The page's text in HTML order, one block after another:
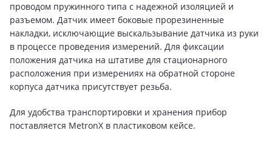
проводом пружинного типа с надежной изоляцией и
разъемом. Датчик имеет боковые прорезиненные
накладки, исключающие выскальзывание датчика из руки
в процессе проведения измерений. Для фиксации
положения датчика на штативе для стационарного
расположения при измерениях на обратной стороне
корпуса датчика присутствует резьба.
Для удобства транспортировки и хранения прибор
поставляется MetronX в пластиковом кейсе.